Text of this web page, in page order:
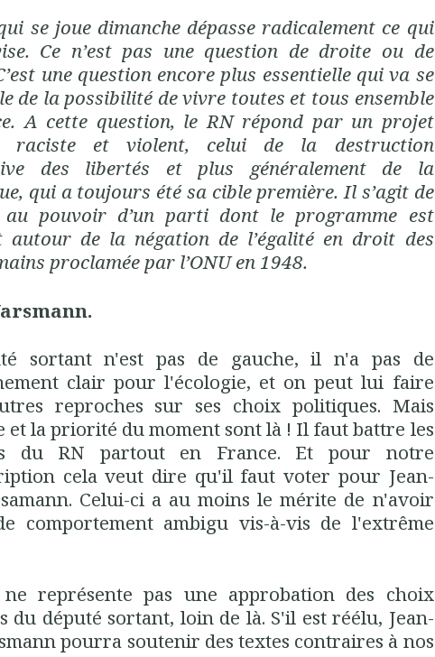
se joue dimanche dépasse radicalement ce qui
Ce n’est pas une question de droite ou de
une question encore plus essentielle qui va se
de la possibilité de vivre toutes et tous ensemble
A cette question, le RN répond par un projet
raciste et violent, celui de la destruction
des libertés et plus généralement de la
qui a toujours été sa cible première. Il s’agit de
au pouvoir d’un parti dont le programme est
autour de la négation de l’égalité en droit des
proclamée par l’ONU en 1948.
sortant n'est pas de gauche, il n'a pas de
clair pour l'écologie, et on peut lui faire
reproches sur ses choix politiques. Mais
et la priorité du moment sont là ! Il faut battre les
du RN partout en France. Et pour notre
cela veut dire qu'il faut voter pour Jean-
Celui-ci a au moins le mérite de n'avoir
comportement ambigu vis-à-vis de l'extrême
représente pas une approbation des choix
du député sortant, loin de là. S'il est réélu, Jean-
pourra soutenir des textes contraires à nos